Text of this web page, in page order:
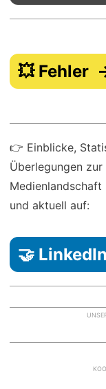
💥 Fehler
👉 Einblicke,
Überlegungen
und aktuell auf:
🤝